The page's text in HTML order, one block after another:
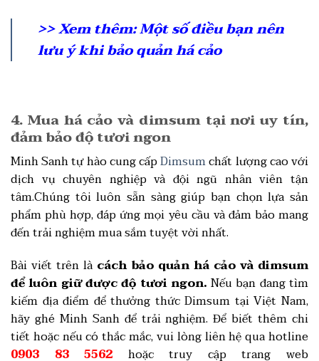
>> Xem thêm:Một số điều bạn nên
lưu ý khi bảo quản há cảo
4. Mua há cảo và dimsum tại nơi uy tín,
đảm bảo độ tươi ngon
Minh Sanh tự hào cung cấpDimsumchất lượng cao với
dịch vụ chuyên nghiệp và đội ngũ nhân viên tận
tâm.Chúng tôi luôn sẵn sàng giúp bạn chọn lựa sản
phẩm phù hợp, đáp ứng mọi yêu cầu và đảm bảo mang
đến trải nghiệm mua sắm tuyệt vời nhất.
Bài viết trên là cách bảo quản há cảo và dimsum
để luôn giữ được độ tươi ngon.Nếu bạn đang tìm
kiếm địa điểm để thưởng thức Dimsum tại Việt Nam,
hãy ghé Minh Sanh để trải nghiệm. Để biết thêm chi
tiết hoặc nếu có thắc mắc, vui lòng liên hệ qua hotline
0903 83 5562 hoặc truy cập trang web